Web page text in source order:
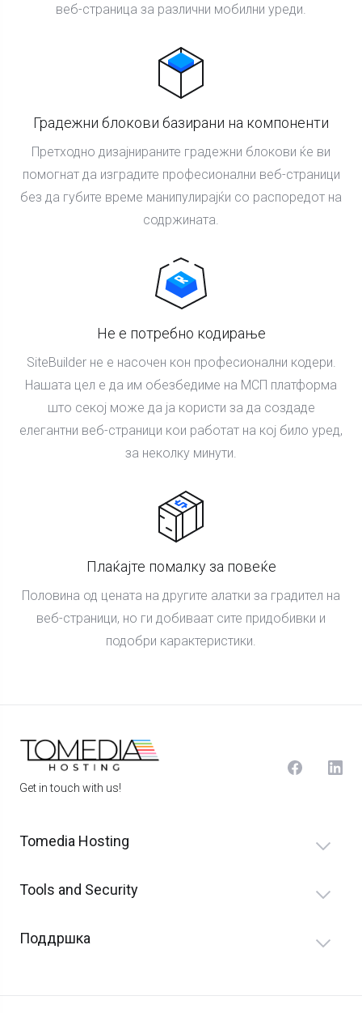
веб-страница за различни мобилни уреди.
Градежни блокови базирани на компоненти
Претходно дизајнираните градежни блокови ќе ви
помогнат да изградите професионални веб-страници
без да губите време манипулирајќи со распоредот на
содржината.
Не е потребно кодирање
SiteBuilder не е насочен кон професионални кодери.
Нашата цел е да им обезбедиме на МСП платформа
што секој може да ја користи за да создаде
елегантни веб-страници кои работат на кој било уред,
за неколку минути.
Плаќајте помалку за повеќе
Половина од цената на другите алатки за градител на
веб-страници, но ги добиваат сите придобивки и
подобри карактеристики.
Get in touch with us!
Tomedia Hosting
Tools and Security
Поддршка